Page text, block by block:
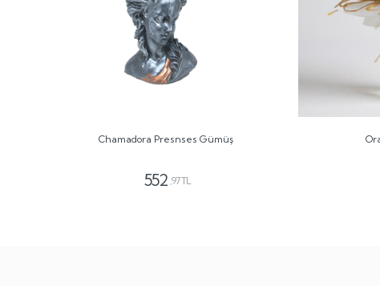
Chamadora Presnses Gümüş
552 ,97 TL